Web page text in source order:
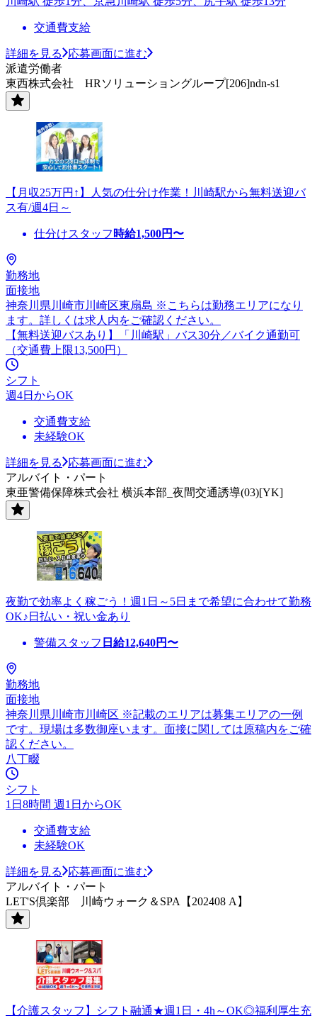
交通費支給
詳細を見る
応募画面に進む
派遣労働者
東西株式会社 HRソリューショングループ[206]ndn-s1
【月収25万円↑】人気の仕分け作業！川崎駅から無料送迎バ
ス有/週4日～
仕分けスタッフ 時給1,500円〜
勤務地
面接地
神奈川県川崎市川崎区東扇島 ※こちらは勤務エリアになり
ます。詳しくは求人内をご確認ください。
【無料送迎バスあり】「川崎駅」バス30分／バイク通勤可
（交通費上限13,500円）
シフト
週4日からOK
交通費支給
未経験OK
詳細を見る
応募画面に進む
アルバイト・パート
東亜警備保障株式会社 横浜本部_夜間交通誘導(03)[YK]
夜勤で効率よく稼ごう！週1日～5日まで希望に合わせて勤務
OK♪日払い・祝い金あり
警備スタッフ 日給12,640円〜
勤務地
面接地
神奈川県川崎市川崎区 ※記載のエリアは募集エリアの一例
です。現場は多数御座います。面接に関しては原稿内をご確
認ください。
八丁畷
シフト
1日8時間 週1日からOK
交通費支給
未経験OK
詳細を見る
応募画面に進む
アルバイト・パート
LET'S倶楽部 川崎ウォーク＆SPA【202408 A】
【介護スタッフ】シフト融通★週1日・4h～OK◎福利厚生充